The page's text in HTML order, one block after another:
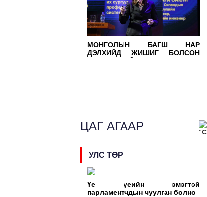
МОНГОЛЫН БАГШ НАР
ДЭЛХИЙД ЖИШИГ БОЛСОН
СУРАЛЦАХУЙН УХААНААС
ЦАГ АГААР
УЛС ТӨР
Үе үеийн эмэгтэй
парламентчдын чуулган болно